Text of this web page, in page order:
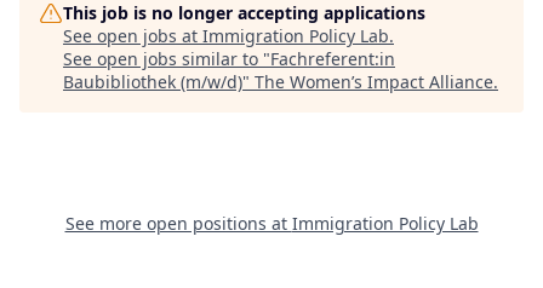
This job is no longer accepting applications
See open jobs at Immigration Policy Lab.
See open jobs similar to "Fachreferent:in
Baubibliothek (m/w/d)" The Women’s Impact Alliance.
See more open positions at Immigration Policy Lab